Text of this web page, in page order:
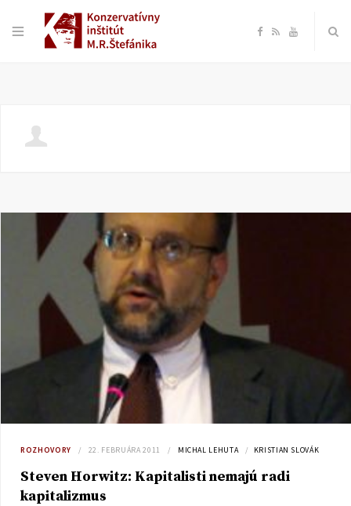
F R Y
ROZHOVORY 22. FEBRUÁRA 2011 MICHAL LEHUTA KRISTIAN SLOVÁK
Steven Horwitz: Kapitalisti nemajú radi
kapitalizmus